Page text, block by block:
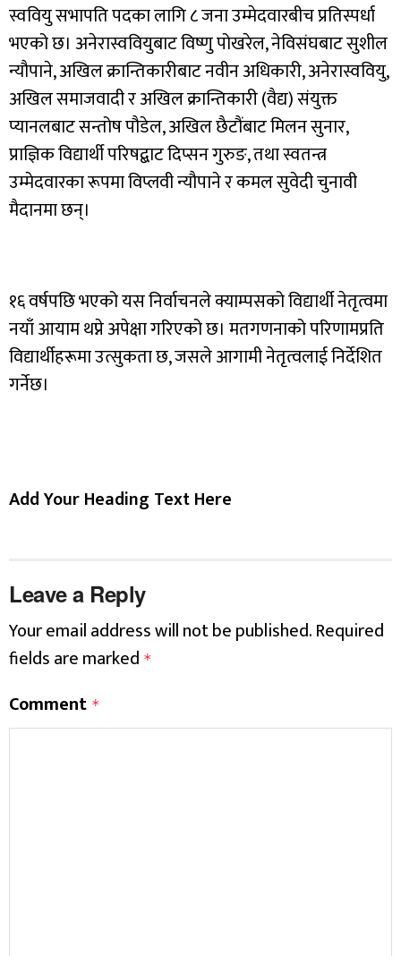
स्ववियु सभापति पदका लागि ८ जना उम्मेदवारबीच प्रतिस्पर्धा
भएको छ। अनेरास्ववियुबाट विष्णु पोखरेल, नेविसंघबाट सुशील
न्यौपाने, अखिल क्रान्तिकारीबाट नवीन अधिकारी, अनेरास्ववियु,
अखिल समाजवादी र अखिल क्रान्तिकारी (वैद्य) संयुक्त
प्यानलबाट सन्तोष पौडेल, अखिल छैटौंबाट मिलन सुनार,
प्राज्ञिक विद्यार्थी परिषद्बाट दिप्सन गुरुङ, तथा स्वतन्त्र
उम्मेदवारका रूपमा विप्लवी न्यौपाने र कमल सुवेदी चुनावी
मैदानमा छन्।
१६ वर्षपछि भएको यस निर्वाचनले क्याम्पसको विद्यार्थी नेतृत्वमा
नयाँ आयाम थप्ने अपेक्षा गरिएको छ। मतगणनाको परिणामप्रति
विद्यार्थीहरूमा उत्सुकता छ, जसले आगामी नेतृत्वलाई निर्देशित
गर्नेछ।
Add Your Heading Text Here
Leave a Reply
Your email address will not be published.Required
fields are marked *
Comment *